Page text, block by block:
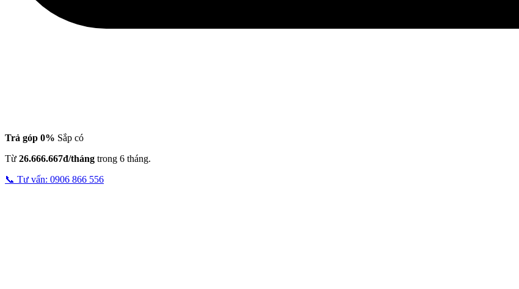
Trả góp 0% Sắp có
Từ 26.666.667đ/tháng trong 6 tháng.
📞 Tư vấn: 0906 866 556